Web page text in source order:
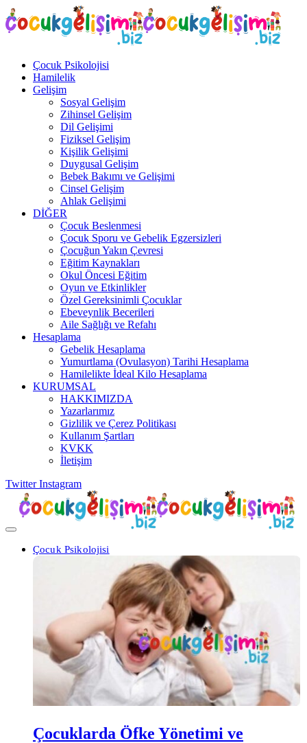
Çocuk Psikolojisi
Hamilelik
Gelişim
Sosyal Gelişim
Zihinsel Gelişim
Dil Gelişimi
Fiziksel Gelişim
Kişilik Gelişimi
Duygusal Gelişim
Bebek Bakımı ve Gelişimi
Cinsel Gelişim
Ahlak Gelişimi
DİĞER
Çocuk Beslenmesi
Çocuk Sporu ve Gebelik Egzersizleri
Çocuğun Yakın Çevresi
Eğitim Kaynakları
Okul Öncesi Eğitim
Oyun ve Etkinlikler
Özel Gereksinimli Çocuklar
Ebeveynlik Becerileri
Aile Sağlığı ve Refahı
Hesaplama
Gebelik Hesaplama
Yumurtlama (Ovulasyon) Tarihi Hesaplama
Hamilelikte İdeal Kilo Hesaplama
KURUMSAL
HAKKIMIZDA
Yazarlarımız
Gizlilik ve Çerez Politikası
Kullanım Şartları
KVKK
İletişim
Twitter Instagram
Çocuk Psikolojisi
Çocuklarda Öfke Yönetimi ve